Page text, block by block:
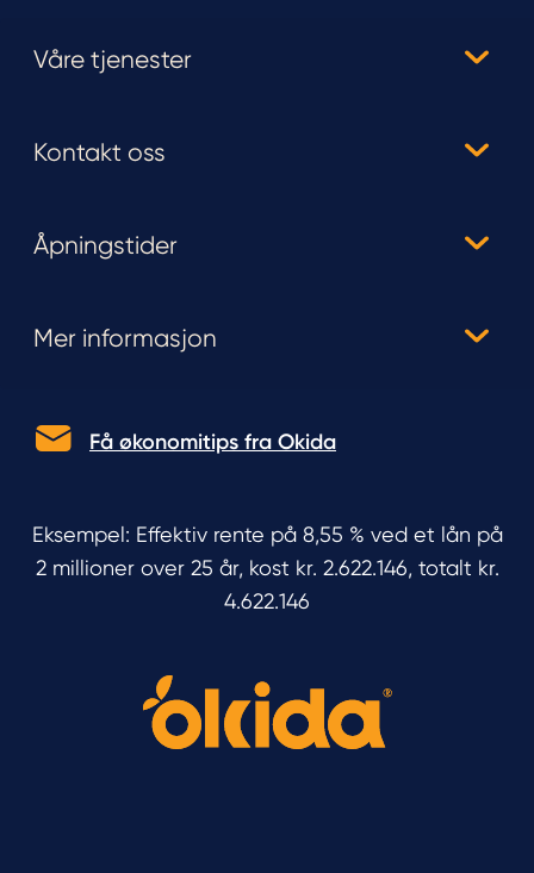
Våre tjenester
Kontakt oss
Åpningstider
Mer informasjon
Få økonomitips fra Okida
Eksempel: Effektiv rente på 8,55 % ved et lån på
2 millioner over 25 år, kost kr. 2.622.146, totalt kr.
4.622.146